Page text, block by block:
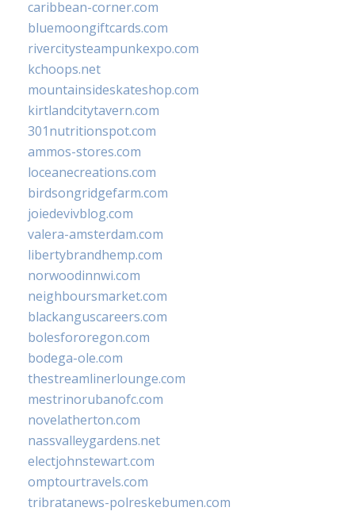
caribbean-corner.com
bluemoongiftcards.com
rivercitysteampunkexpo.com
kchoops.net
mountainsideskateshop.com
kirtlandcitytavern.com
301nutritionspot.com
ammos-stores.com
loceanecreations.com
birdsongridgefarm.com
joiedevivblog.com
valera-amsterdam.com
libertybrandhemp.com
norwoodinnwi.com
neighboursmarket.com
blackanguscareers.com
bolesfororegon.com
bodega-ole.com
thestreamlinerlounge.com
mestrinorubanofc.com
novelatherton.com
nassvalleygardens.net
electjohnstewart.com
omptourtravels.com
tribratanews-polreskebumen.com